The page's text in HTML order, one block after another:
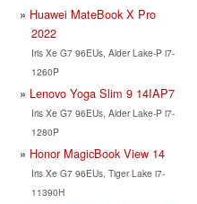
Huawei MateBook X Pro
2022
Iris Xe G7 96EUs, Alder Lake-P i7-
1260P
Lenovo Yoga Slim 9 14IAP7
Iris Xe G7 96EUs, Alder Lake-P i7-
1280P
Honor MagicBook View 14
Iris Xe G7 96EUs, Tiger Lake i7-
11390H